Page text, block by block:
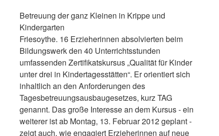
Betreuung der ganz Kleinen in Krippe und
Kindergarten
Friesoythe. 16 Erzieherinnen absolvierten beim
Bildungswerk den 40 Unterrichtsstunden
umfassenden Zertifikatskursus „Qualität für Kinder
unter drei in Kindertagesstätten“. Er orientiert sich
inhaltlich an den Anforderungen des
Tagesbetreuungsausbaugesetzes, kurz TAG
genannt. Das große Interesse an dem Kursus - ein
weiterer ist ab Montag, 13. Februar 2012 geplant -
zeigt auch, wie engagiert Erzieherinnen auf neue